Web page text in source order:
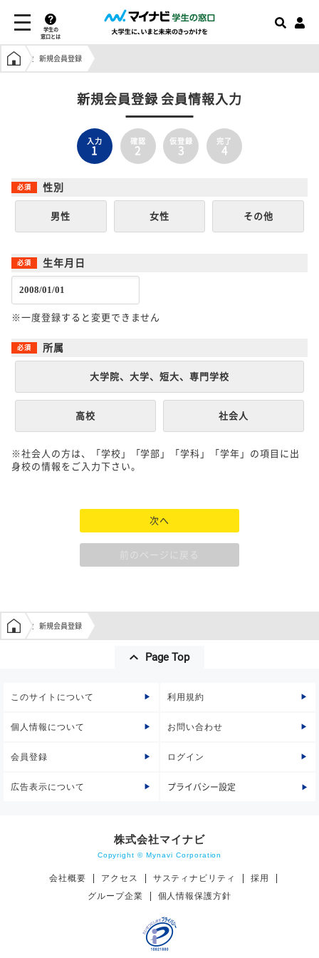
学生の
窓口とは
学生の窓口トップ
新規会員登録
新規会員登録 会員情報入力
入力
1
確認
2
仮登録
3
完了
4
性別
男性 女性 その他
生年月日
※一度登録すると変更できません
所属
大学院、大学、短大、専門学校
高校 社会人
※社会人の方は、「学校」「学部」「学科」「学年」の項目に出
身校の情報をご入力下さい。
次へ
前のページに戻る
学生の窓口トップ
新規会員登録
Page Top
このサイトについて 利用規約
個人情報について お問い合わせ
会員登録 ログイン
広告表示について プライバシー設定
株式会社マイナビ
Copyright © Mynavi Corporation
会社概要 アクセス サスティナビリティ
採用
グループ企業
個人情報保護方針